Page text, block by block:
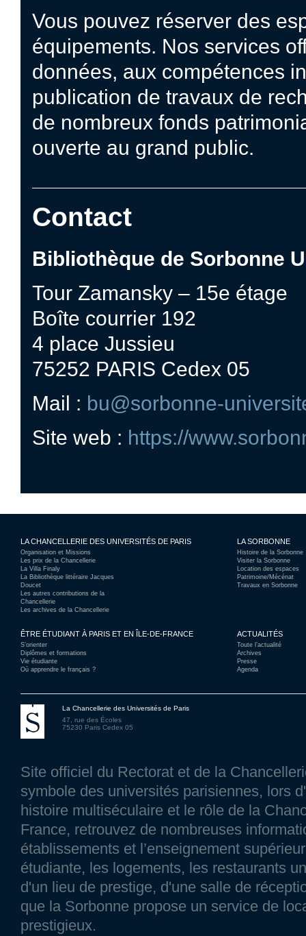
Vous pouvez réserver des
équipements. Nos services
données, aux compétences
publication de travaux de
de nombreux fonds
ouverte au grand public.
Contact
Bibliothèque de Sorbonne
Tour Zamansky – 15e étage
Boîte courrier 192
4 place Jussieu
75252 PARIS Cedex 05
Mail : bu@sorbonne-
Site web : https://
LA CHANCELLERIE DES UNIVERSITÉS DE PARIS
Organisation et Missions
Les prix de la Chancellerie
La Villa Finaly
La Bibliothèque littéraire Jacques
Doucet
Les autres contributions de la
Chancellerie
Les archives de la Chancellerie
LA SORBONNE
Histoire de la Sorbonne
Visiter la Sorbonne
Location des espaces
Patrimoine/Mécénat
Travaux en Sorbonne
ÊTRE ÉTUDIANT À PARIS ET EN ÎLE-DE-FRANCE
S’orienter
Diplômes et formations
Vie étudiante
Où apprendre le français ?
ACTUALITÉS
Toute l’actualité
Archives
Presse
Agenda
La Chancellerie des Universités de Paris
47, rue des Écoles
75230 Paris Cedex 05
Site officiel du Rectorat et de la
symbole des universités parisiennes, lors
histoire multiséculaire et le rôle de la
France, retrouvez de nombreuses
établissements et l’enseignement
étudiante, les logements, les restaurants
d'un lieu de prestige, d'une salle de
que la Sorbonne propose un service de
prestigieux.